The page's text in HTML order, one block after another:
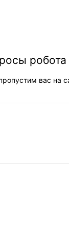
робота
вас на